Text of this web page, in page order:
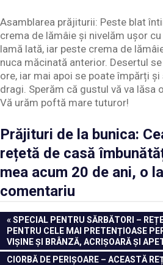
Asamblarea prăjiturii: Peste blat
crema de lămâie și nivelăm ușor
lamă lată, iar peste crema de
nuca măcinată anterior. Desertul
ore, iar mai apoi se poate împărți
dragi. Sperăm că gustul vă va lăsa
Vă urăm poftă mare tuturor!
Prăjituri de la bunica:
rețetă de casă
mea acum 20 de ani, o
comentariu
Navigare
în
articole
PREVIOUS
POST:
SPECIAL PENTRU SĂRBĂTORI –
PENTRU CELE MAI PRETENȚIOASE
VIȘINE ȘI BRÂNZĂ, ACRIȘOARĂ ȘI
NEXT
CIORBĂ DE PERIȘOARE – ACEASTĂ